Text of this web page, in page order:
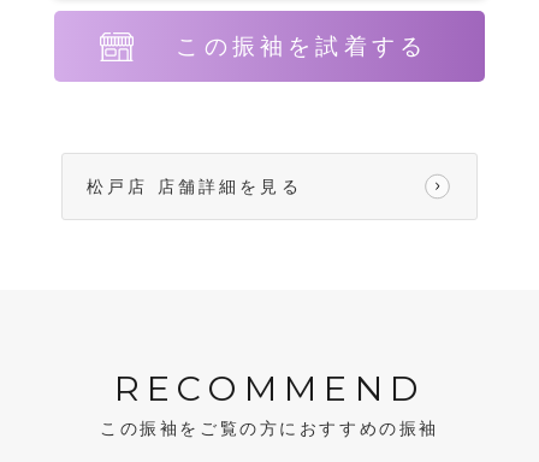
この振袖を試着する
松戸店 店舗詳細を見る
RECOMMEND
この振袖をご覧の方におすすめの振袖